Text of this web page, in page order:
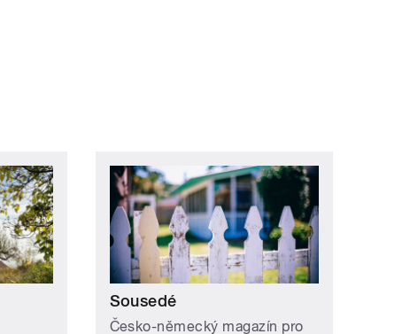
Sousedé
Česko-německý magazín pro